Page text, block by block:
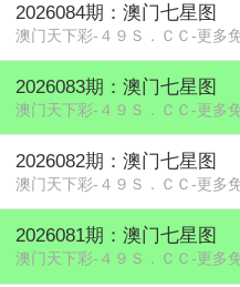
2026084期：澳门七星图
澳门天下彩-４９Ｓ．ＣＣ-更多
2026083期：澳门七星图
澳门天下彩-４９Ｓ．ＣＣ-更多
2026082期：澳门七星图
澳门天下彩-４９Ｓ．ＣＣ-更多
2026081期：澳门七星图
澳门天下彩-４９Ｓ．ＣＣ-更多